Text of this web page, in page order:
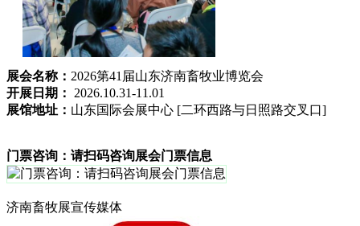
展会名称： 2026第41届山东济南畜牧业博览会
开展日期：
2026.10.31-11.01
展馆地址： 山东国际会展中心 [二环西路与日照路交叉口]
门票咨询：请扫码咨询展会门票信息
济南畜牧展宣传媒体